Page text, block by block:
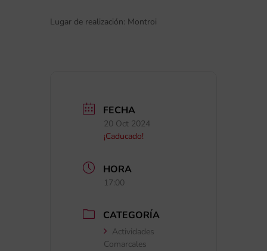
Lugar de realización: Montroi
FECHA
20 Oct 2024
¡Caducado!
HORA
17:00
CATEGORÍA
Actividades
Comarcales